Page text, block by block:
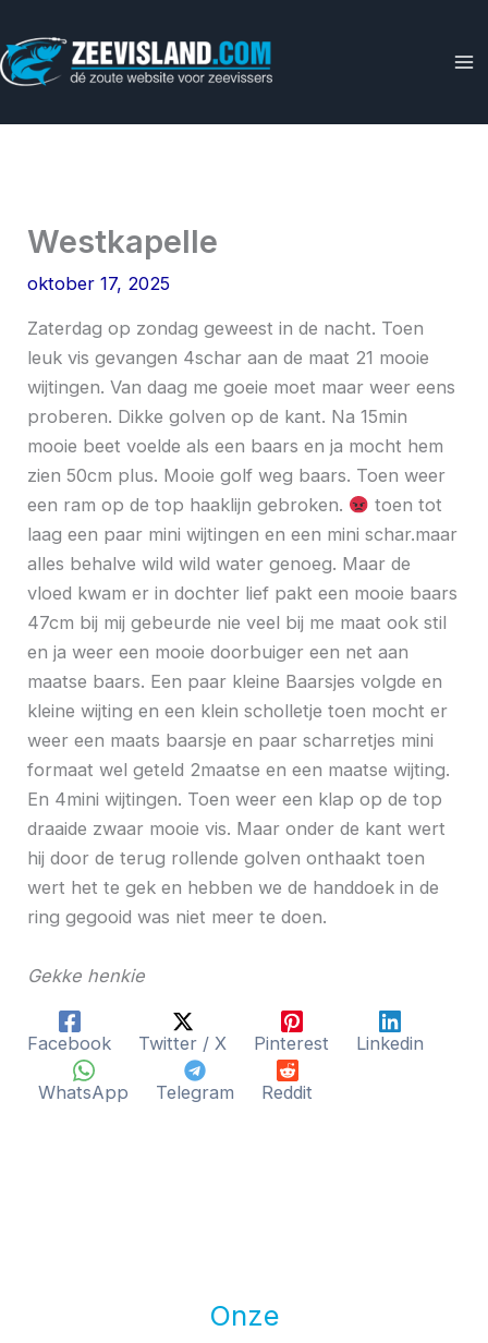
naar
de
Westkapelle
oktober 17, 2025
Zaterdag op zondag geweest in de nacht. Toen
leuk vis gevangen 4schar aan de maat 21 mooie
wijtingen. Van daag me goeie moet maar weer eens
proberen. Dikke golven op de kant. Na 15min
mooie beet voelde als een baars en ja mocht hem
zien 50cm plus. Mooie golf weg baars. Toen weer
een ram op de top haaklijn gebroken.
toen tot
laag een paar mini wijtingen en een mini schar.maar
alles behalve wild wild water genoeg. Maar de
vloed kwam er in dochter lief pakt een mooie baars
47cm bij mij gebeurde nie veel bij me maat ook stil
en ja weer een mooie doorbuiger een net aan
maatse baars. Een paar kleine Baarsjes volgde en
kleine wijting en een klein scholletje toen mocht er
weer een maats baarsje en paar scharretjes mini
formaat wel geteld 2maatse en een maatse wijting.
En 4mini wijtingen. Toen weer een klap op de top
draaide zwaar mooie vis. Maar onder de kant wert
hij door de terug rollende golven onthaakt toen
wert het te gek en hebben we de handdoek in de
ring gegooid was niet meer te doen.
Gekke henkie
Facebook Twitter / X Pinterest Linkedin
WhatsApp Telegram Reddit
Onze